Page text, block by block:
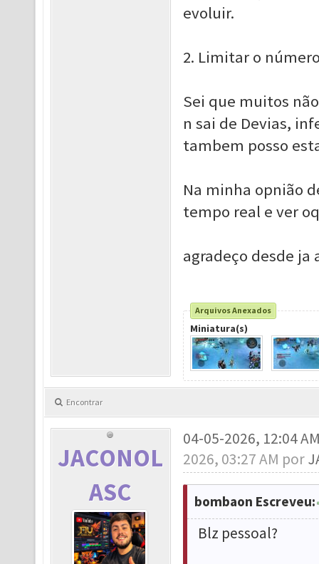
evoluir.
2. Limitar o
Sei que muitos
n sai de Devias,
tambem posso
Na minha opnião
tempo real e ver
agradeço desde ja
Arquivos Anexados
Miniatura(s)
Encontrar
JACONOL
ASC
04-05-2026, 12:04
2026, 03:27 AM por
bombaon Escreveu:
Blz pessoal?